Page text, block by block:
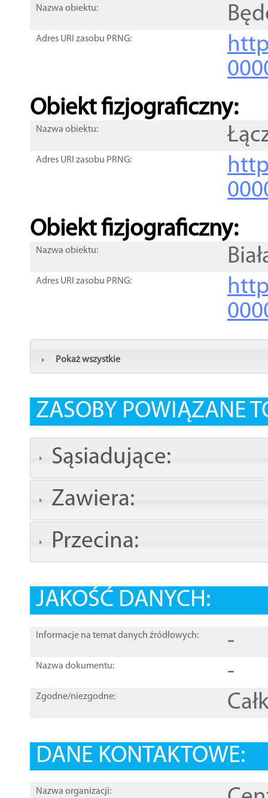
Nazwa obiektu:
Adres URI zasobu PRNG:
Obiekt fizjograficzny:
Nazwa obiektu:
Adres URI zasobu PRNG:
Obiekt fizjograficzny:
Nazwa obiektu:
Adres URI zasobu PRNG:
Pokaż wszystkie
ZASOBY POWIĄZANE
Sąsiadujące:
Zawiera:
Przecina:
JAKOŚĆ DANYCH:
Informacje na temat danych źródłowych: -
Nazwa dokumentu: -
Zgodne/niezgodne:
DANE KONTAKTOWE:
Nazwa organizacji: